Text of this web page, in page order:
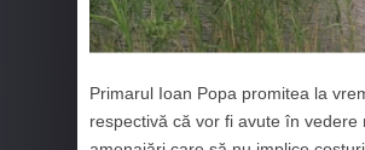
Primarul Ioan Popa promitea la
respectivă că vor fi avute în vedere